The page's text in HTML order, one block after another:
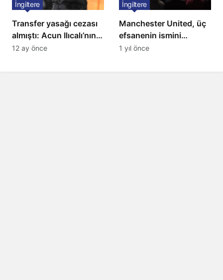
Transfer yasağı cezası
almıştı: Acun Ilıcalı’nın
ekibi Hull City’ye kötü
İngiltere
12 ay önce
Manchester United, üç
efsanenin ismini
yasakladı
İngiltere
1 yıl önce